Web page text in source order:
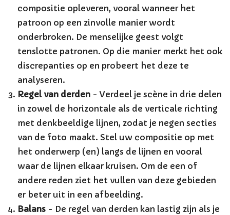
compositie opleveren, vooral wanneer het
patroon op een zinvolle manier wordt
onderbroken. De menselijke geest volgt
tenslotte patronen. Op die manier merkt het ook
discrepanties op en probeert het deze te
analyseren.
Regel van derden - Verdeel je scène in drie delen
in zowel de horizontale als de verticale richting
met denkbeeldige lijnen, zodat je negen secties
van de foto maakt. Stel uw compositie op met
het onderwerp (en) langs de lijnen en vooral
waar de lijnen elkaar kruisen. Om de een of
andere reden ziet het vullen van deze gebieden
er beter uit in een afbeelding.
Balans - De regel van derden kan lastig zijn als je